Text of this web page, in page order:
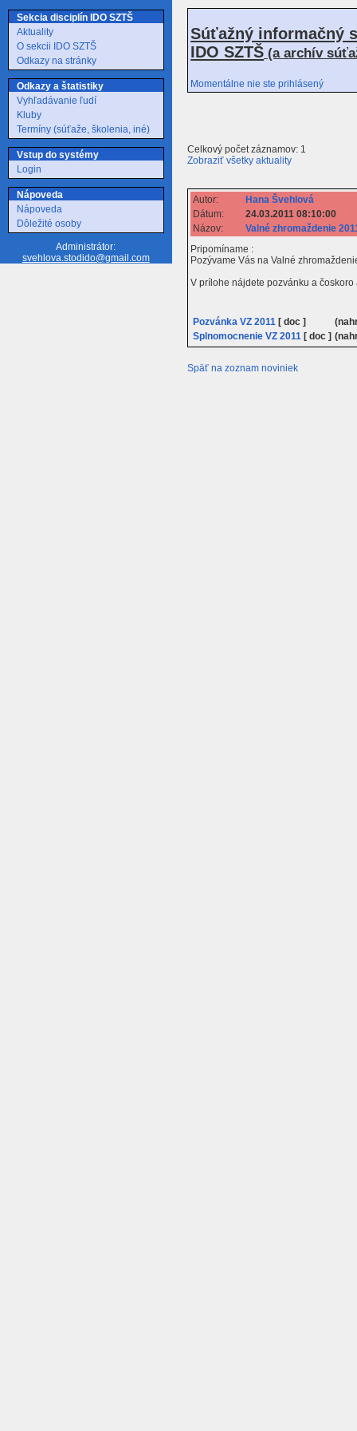
Sekcia disciplín IDO SZTŠ
Aktuality
O sekcii IDO SZTŠ
Odkazy na stránky
Odkazy a štatistiky
Vyhľadávanie ľudí
Kluby
Termíny (súťaže, školenia, iné)
Vstup do systémy
Login
Nápoveda
Nápoveda
Dôležité osoby
Administrátor:
svehlova.stodido@gmail.com
Súťažný informačný
IDO SZTŠ (a archív
Momentálne nie ste prihlásený
Celkový počet záznamov: 1
Zobraziť všetky aktuality
Autor:
Hana Švehlová
Dátum:
24.03.2011 08:10:00
Názov:
Valné zhromaždenie
Pripomíname :
Pozývame Vás na Valné
V prílohe nájdete pozvánku a
Pozvánka VZ 2011 [ doc ]
Splnomocnenie VZ 2011 [ doc ]
Späť na zoznam noviniek